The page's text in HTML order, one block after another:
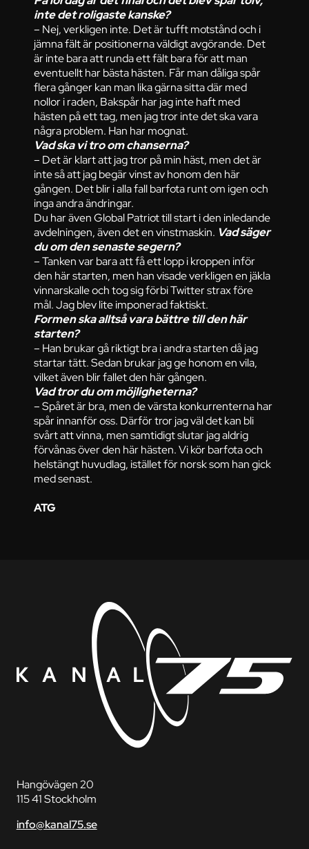
inte det roligaste kanske?
– Nej, verkligen inte. Det är tufft motstånd och i
jämna fält är positionerna väldigt avgörande. Det
är inte bara att runda ett fält bara för att man
eventuellt har bästa hästen. Får man dåliga spår
flera gånger kan man lika gärna sitta där med
nollor i raden, Bakspår har jag inte haft med
hästen på ett tag, men jag tror inte det ska vara
några problem. Han har mognat.
Vad ska vi tro om chanserna?
– Det är klart att jag tror på min häst, men det är
inte så att jag begär vinst av honom den här
gången. Det blir i alla fall barfota runt om igen och
inga andra ändringar.
Du har även Global Patriot till start i den inledande
avdelningen, även det en vinstmaskin. Vad säger
du om den senaste segern?
– Tanken var bara att få ett lopp i kroppen inför
den här starten, men han visade verkligen en jäkla
vinnarskalle och tog sig förbi Twitter strax före
mål. Jag blev lite imponerad faktiskt.
Formen ska alltså vara bättre till den här
starten?
– Han brukar gå riktigt bra i andra starten då jag
startar tätt. Sedan brukar jag ge honom en vila,
vilket även blir fallet den här gången.
Vad tror du om möjligheterna?
– Spåret är bra, men de värsta konkurrenterna har
spår innanför oss. Därför tror jag väl det kan bli
svårt att vinna, men samtidigt slutar jag aldrig
förvånas över den här hästen. Vi kör barfota och
helstängt huvudlag, istället för norsk som han gick
med senast.
ATG
Hangövägen 20
115 41 Stockholm
info@kanal75.se